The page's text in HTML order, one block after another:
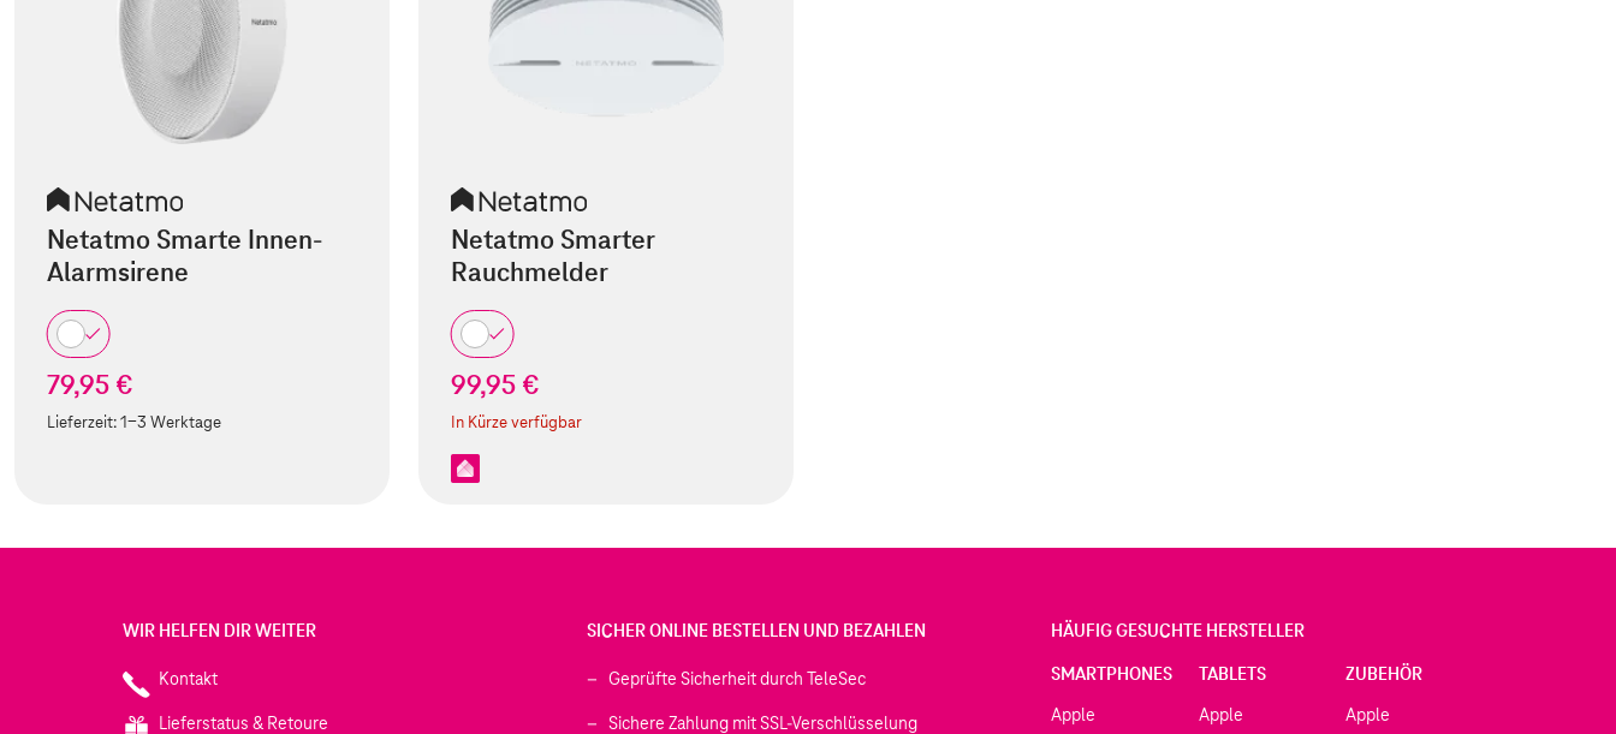
Netatmo Smarte Innen-
Alarmsirene
79,95 €
Lieferzeit:1-3 Werktage
Netatmo Smarter
Rauchmelder
99,95 €
In Kürze verfügbar
WIR HELFEN DIR WEITER
Kontakt
Lieferstatus & Retoure
SICHER ONLINE BESTELLEN UND BEZAHLEN
Geprüfte Sicherheit durch TeleSec
Sichere Zahlung mit SSL-Verschlüsselung
HÄUFIG GESUCHTE HERSTELLER
SMARTPHONES
Apple
TABLETS
Apple
ZUBEHÖR
Apple